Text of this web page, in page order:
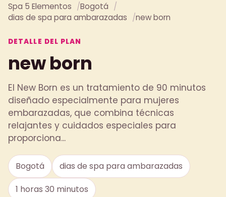
Spa 5 Elementos
Bogotá
dias de spa para ambarazadas
new born
DETALLE DEL PLAN
new born
El New Born es un tratamiento de 90 minutos
diseñado especialmente para mujeres
embarazadas, que combina técnicas
relajantes y cuidados especiales para
proporciona...
Bogotá
dias de spa para ambarazadas
1 horas 30 minutos